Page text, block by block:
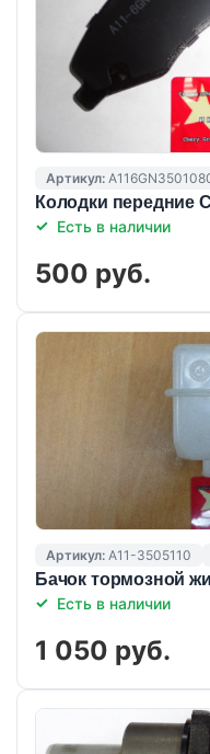
Артикул:
Колодки передние
Есть в наличии
500 руб.
Артикул: A11-3505110
Бачок тормозной
Есть в наличии
1 050 руб.